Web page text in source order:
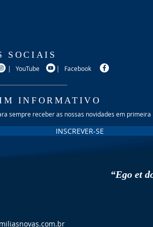
YouTube | Facebook
SOCIAIS
sempre receber as nossas novidades em primeira
INFORMATIVO
INSCREVER-SE
“Ego et